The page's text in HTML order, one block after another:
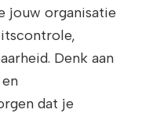
jouw organisatie
Denk aan
dat je